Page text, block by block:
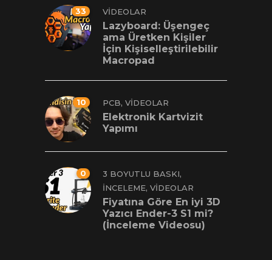
33 VIDEOLAR
Lazyboard: Üşengeç
ama Üretken Kişiler
İçin Kişiselleştirilebilir
Macropad
10 PCB, VIDEOLAR
Elektronik Kartvizit
Yapımı
0 3 BOYUTLU BASKI,
İNCELEME, VIDEOLAR
Fiyatına Göre En iyi 3D
Yazıcı Ender-3 S1 mi?
(İnceleme Videosu)